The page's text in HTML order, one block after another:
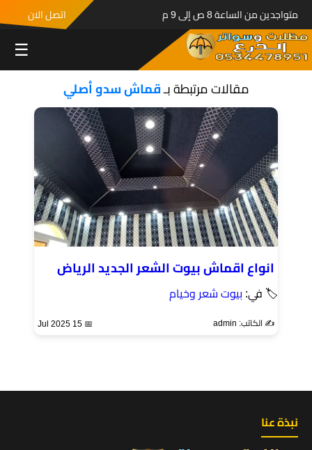
متواجدين من الساعة 8 ص إلى 9 م اتصل الان
☰
مقالات مرتبطة بـقماش سدو أصلي
انواع اقماش بيوت الشعر الجديد الرياض
🏷 في: بيوت شعر وخيام
✍️ الكاتب: admin 📅 15 Jul 2025
نبذة عنا